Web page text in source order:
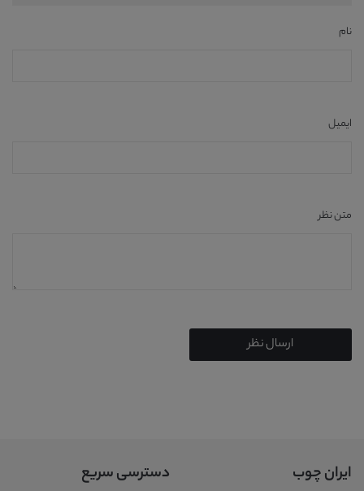
نام
ایمیل
متن نظر
ارسال نظر
ایران چوب دسترسی سریع